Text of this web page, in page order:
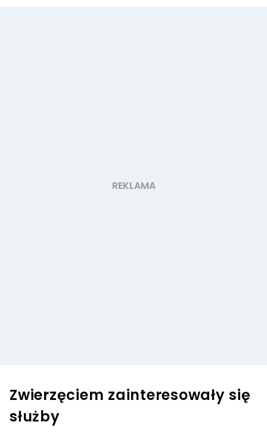
Zwierzęciem zainteresowały się
służby